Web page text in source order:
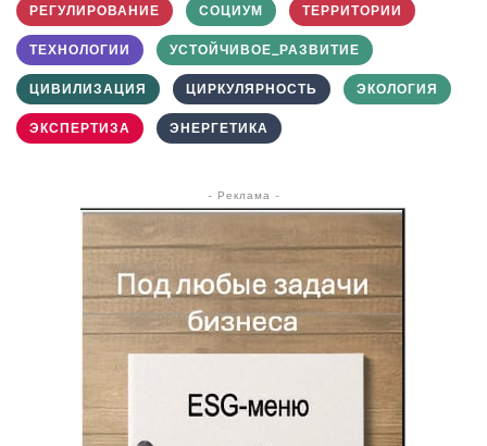
РЕГУЛИРОВАНИЕ СОЦИУМ ТЕРРИТОРИИ
ТЕХНОЛОГИИ УСТОЙЧИВОЕ_РАЗВИТИЕ
ЦИВИЛИЗАЦИЯ ЦИРКУЛЯРНОСТЬ ЭКОЛОГИЯ
ЭКСПЕРТИЗА ЭНЕРГЕТИКА
- Реклама -